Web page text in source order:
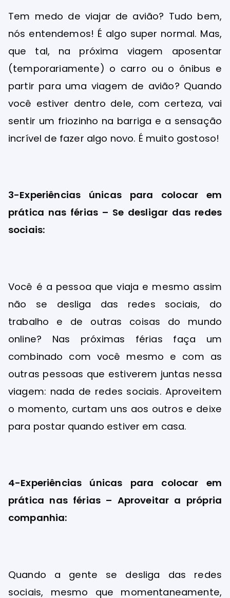
Tem medo de viajar de avião? Tudo bem,
nós entendemos! É algo super normal. Mas,
que tal, na próxima viagem aposentar
(temporariamente) o carro ou o ônibus e
partir para uma viagem de avião? Quando
você estiver dentro dele, com certeza, vai
sentir um friozinho na barriga e a sensação
incrível de fazer algo novo. É muito gostoso!
3-Experiências únicas para colocar em
prática nas férias – Se desligar das redes
sociais:
Você é a pessoa que viaja e mesmo assim
não se desliga das redes sociais, do
trabalho e de outras coisas do mundo
online? Nas próximas férias faça um
combinado com você mesmo e com as
outras pessoas que estiverem juntas nessa
viagem: nada de redes sociais. Aproveitem
o momento, curtam uns aos outros e deixe
para postar quando estiver em casa.
4-Experiências únicas para colocar em
prática nas férias – Aproveitar a própria
companhia:
Quando a gente se desliga das redes
sociais, mesmo que momentaneamente,